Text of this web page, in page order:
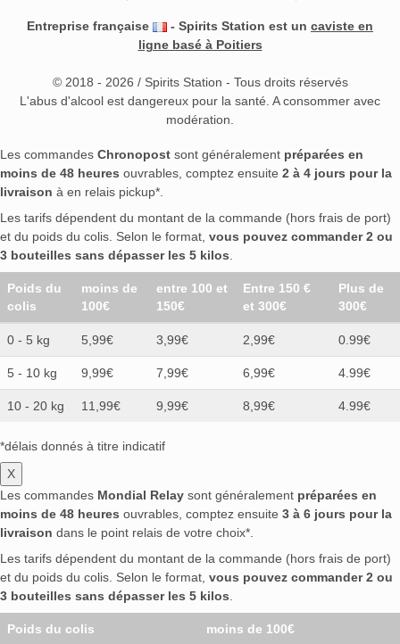
Entreprise française - Spirits Station est un caviste en
ligne basé à Poitiers
© 2018 - 2026 / Spirits Station - Tous droits réservés
L'abus d'alcool est dangereux pour la santé. A consommer avec
modération.
Les commandes Chronopost sont généralement préparées en
moins de 48 heures ouvrables, comptez ensuite 2 à 4 jours pour la
livraison à en relais pickup*.
Les tarifs dépendent du montant de la commande (hors frais de port)
et du poids du colis. Selon le format, vous pouvez commander 2 ou
3 bouteilles sans dépasser les 5 kilos
Poids du
colis
moins de
100€
entre 100 et
150€
Entre 150 €
et 300€
Plus de
300€
0 - 5 kg 5,99€ 3,99€ 2,99€ 0.99€
5 - 10 kg 9,99€ 7,99€ 6,99€ 4.99€
10 - 20 kg 11,99€ 9,99€ 8,99€ 4.99€
*délais donnés à titre indicatif
X
Les commandes Mondial Relay sont généralement préparées en
moins de 48 heures ouvrables, comptez ensuite 3 à 6 jours pour la
livraison dans le point relais de votre choix*.
Les tarifs dépendent du montant de la commande (hors frais de port)
et du poids du colis. Selon le format, vous pouvez commander 2 ou
3 bouteilles sans dépasser les 5 kilos
Poids du colis moins de 100€